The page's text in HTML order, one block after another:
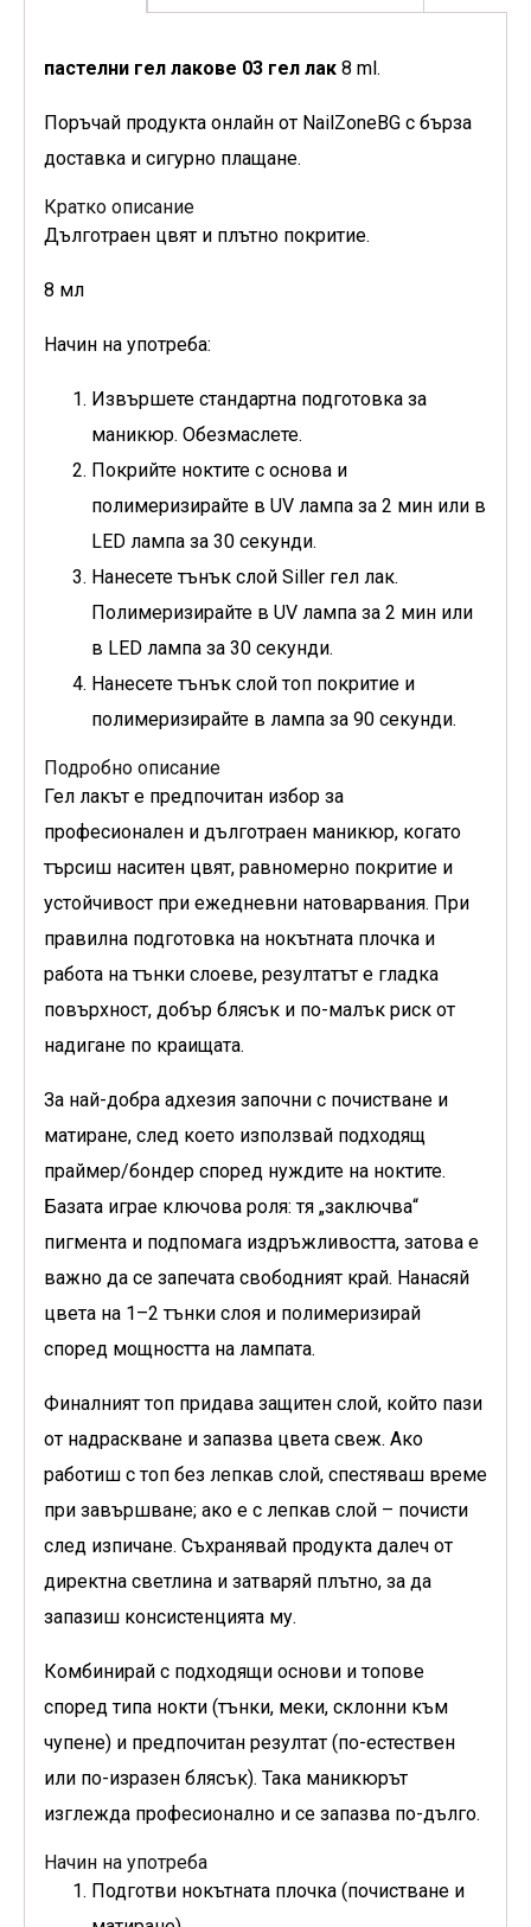
пастелни гел лакове 03 гел лак 8 ml.
Поръчай продукта онлайн от NailZoneBG с бърза
доставка и сигурно плащане.
Кратко описание
Дълготраен цвят и плътно покритие.
8 мл
Начин на употреба:
Извършете стандартна подготовка за
маникюр. Обезмаслете.
Покрийте ноктите с основа и
полимеризирайте в UV лампа за 2 мин или в
LED лампа за 30 секунди.
Нанесете тънък слой Siller гел лак.
Полимеризирайте в UV лампа за 2 мин или
в LED лампа за 30 секунди.
Нанесете тънък слой топ покритие и
полимеризирайте в лампа за 90 секунди.
Подробно описание
Гел лакът е предпочитан избор за
професионален и дълготраен маникюр, когато
търсиш наситен цвят, равномерно покритие и
устойчивост при ежедневни натоварвания. При
правилна подготовка на нокътната плочка и
работа на тънки слоеве, резултатът е гладка
повърхност, добър блясък и по-малък риск от
надигане по краищата.
За най-добра адхезия започни с почистване и
матиране, след което използвай подходящ
праймер/бондер според нуждите на ноктите.
Базата играе ключова роля: тя „заключва“
пигмента и подпомага издръжливостта, затова е
важно да се запечата свободният край. Нанасяй
цвета на 1–2 тънки слоя и полимеризирай
според мощността на лампата.
Финалният топ придава защитен слой, който пази
от надраскване и запазва цвета свеж. Ако
работиш с топ без лепкав слой, спестяваш време
при завършване; ако е с лепкав слой – почисти
след изпичане. Съхранявай продукта далеч от
директна светлина и затваряй плътно, за да
запазиш консистенцията му.
Комбинирай с подходящи основи и топове
според типа нокти (тънки, меки, склонни към
чупене) и предпочитан резултат (по-естествен
или по-изразен блясък). Така маникюрът
изглежда професионално и се запазва по-дълго.
Начин на употреба
Подготви нокътната плочка (почистване и